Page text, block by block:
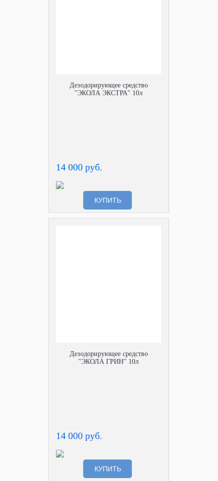
Дезодорирующее средство
"ЭКОЛА ЭКСТРА" 10л
14 000 руб.
КУПИТЬ
Дезодорирующее средство
"ЭКОЛА ГРИН" 10л
14 000 руб.
КУПИТЬ